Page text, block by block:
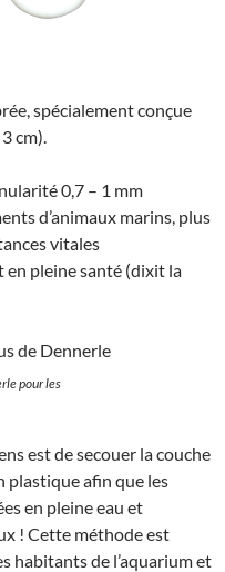
spécialement conçue
cm).
0,7 – 1 mm
d’animaux marins, plus
vitales
en pleine santé (dixit la
pour les
est de secouer la couche
plastique afin que les
en pleine eau et
! Cette méthode est
habitants de l’aquarium et